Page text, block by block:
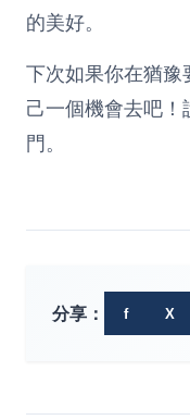
的美好。
下次如果你在猶豫
己一個機會去吧
門。
分享： f X